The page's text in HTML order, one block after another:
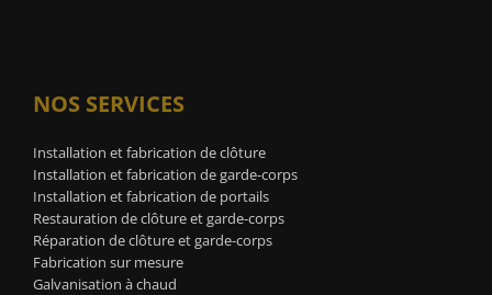
NOS SERVICES
Installation et fabrication de clôture
Installation et fabrication de garde-corps
Installation et fabrication de portails
Restauration de clôture et garde-corps
Réparation de clôture et garde-corps
Fabrication sur mesure
Galvanisation à chaud